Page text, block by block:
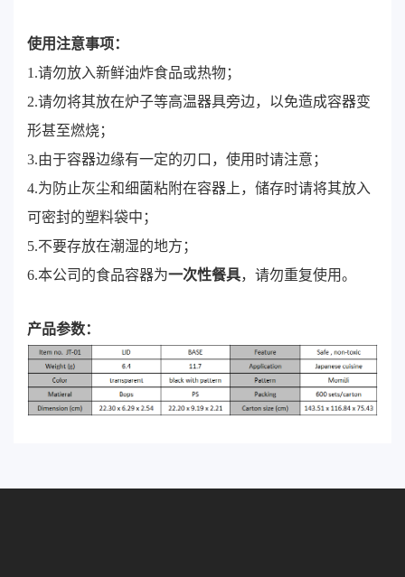
使用注意事项：
1.请勿放入新鲜油炸食品或热物；
2.请勿将其放在炉子等高温器具旁边，以免造成容器变
形甚至燃烧；
3.由于容器边缘有一定的刃口，使用时请注意；
4.为防止灰尘和细菌粘附在容器上，储存时请将其放入
可密封的塑料袋中；
5.不要存放在潮湿的地方；
6.本公司的食品容器为一次性餐具，请勿重复使用。
产品参数：